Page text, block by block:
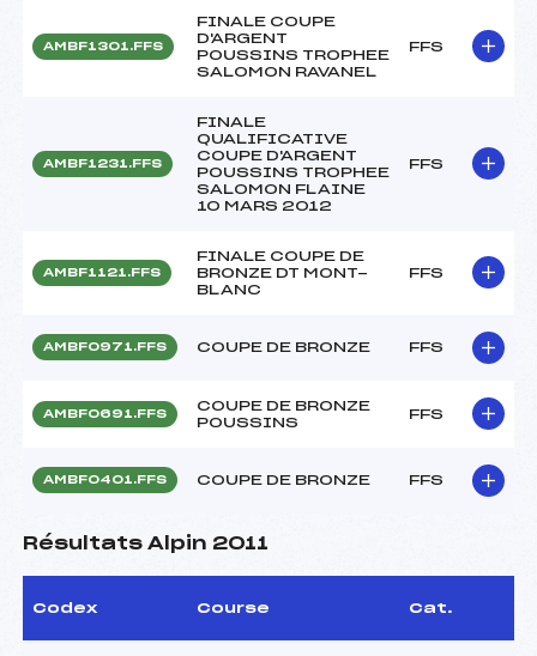
AMBF1301.FFS
FINALE COUPE
D'ARGENT
POUSSINS TROPHEE
SALOMON RAVANEL
FFS
AMBF1231.FFS
FINALE
QUALIFICATIVE
COUPE D'ARGENT
POUSSINS TROPHEE
SALOMON FLAINE
10 MARS 2012
FFS
AMBF1121.FFS
FINALE COUPE DE
BRONZE DT MONT-
BLANC
FFS
AMBF0971.FFS COUPE DE BRONZE FFS
AMBF0691.FFS
COUPE DE BRONZE
POUSSINS
FFS
AMBF0401.FFS COUPE DE BRONZE FFS
Résultats Alpin 2011
Codex Course Cat.